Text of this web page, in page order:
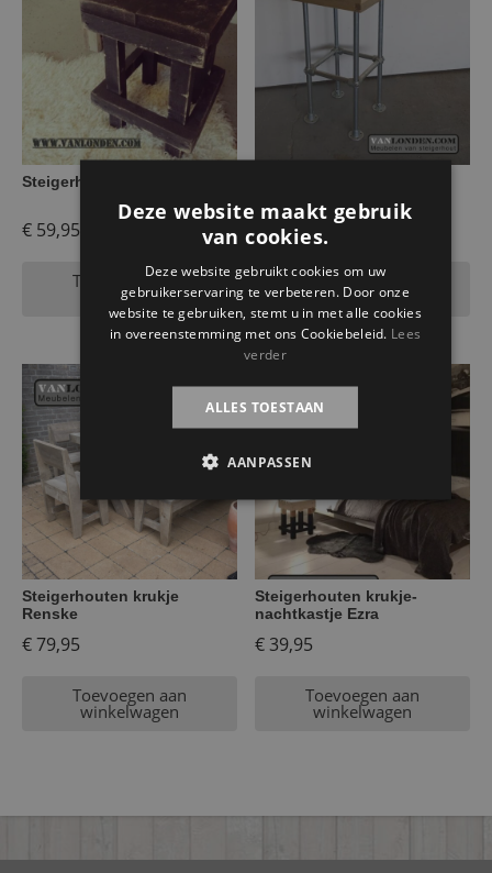
Steigerhouten krukje Gijs
€ 59,95
Toevoegen aan
winkelwagen
stalen poten Angie
€99,95
Toevoegen aan
winkelwagen
Steigerhouten krukje
Renske
€79,95
Toevoegen aan
winkelwagen
Steigerhouten krukje-
nachtkastje Ezra
€39,95
Toevoegen aan
winkelwagen
Deze website maakt gebruik
van cookies.
Deze website gebruikt cookies om uw
gebruikerservaring te verbeteren. Door onze
website te gebruiken, stemt u in met alle cookies
in overeenstemming met ons Cookiebeleid. Lees
verder
ALLES TOESTAAN
AANPASSEN